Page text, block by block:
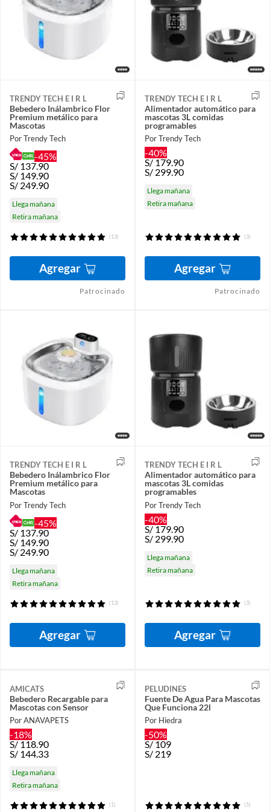
TRENDY TECH E I R L
Bebedero Inálambrico Flor
Premium metálico para
Mascotas
Por Trendy Tech
-45%
S/ 137.90
S/ 149.90
S/ 249.90
Llega mañana
Retira mañana
(13)
Agregar
Patrocinado
TRENDY TECH E I R L
Alimentador automático para
mascotas 3L comidas
programables
Por Trendy Tech
-40%
S/ 179.90
S/ 299.90
Llega mañana
Retira mañana
(3)
Agregar
Patrocinado
TRENDY TECH E I R L
Bebedero Inálambrico Flor
Premium metálico para
Mascotas
Por Trendy Tech
-45%
S/ 137.90
S/ 149.90
S/ 249.90
Llega mañana
Retira mañana
(13)
Agregar
TRENDY TECH E I R L
Alimentador automático para
mascotas 3L comidas
programables
Por Trendy Tech
-40%
S/179.90
S/ 299.90
Llega mañana
Retira mañana
(3)
Agregar
AMICATS
Bebedero Recargable para
Mascotas con Sensor
Por ANAVAPETS
-18%
S/118.90
S/ 144.33
Llega mañana
Retira mañana
(1)
PELUDINES
Fuente De Agua Para Mascotas
Que Funciona 22l
Por Hiedra
-50%
S/109
S/ 219
(5)